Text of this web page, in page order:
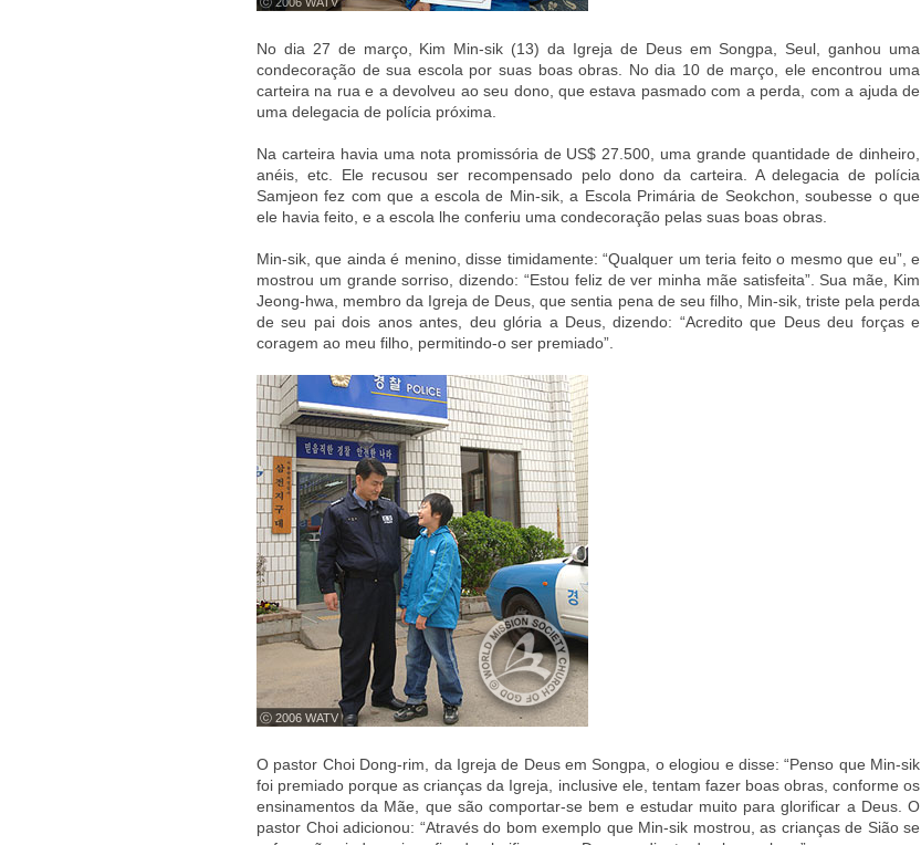
No dia 27 de março, Kim Min-sik (13) da Igreja de Deus em Songpa, Seul, ganhou uma
condecoração de sua escola por suas boas obras. No dia 10 de março, ele encontrou uma
carteira na rua e a devolveu ao seu dono, que estava pasmado com a perda, com a ajuda de
uma delegacia de polícia próxima.
Na carteira havia uma nota promissória de US$ 27.500, uma grande quantidade de dinheiro,
anéis, etc. Ele recusou ser recompensado pelo dono da carteira. A delegacia de polícia
Samjeon fez com que a escola de Min-sik, a Escola Primária de Seokchon, soubesse o que
ele havia feito, e a escola lhe conferiu uma condecoração pelas suas boas obras.
Min-sik, que ainda é menino, disse timidamente: “Qualquer um teria feito o mesmo que eu”, e
mostrou um grande sorriso, dizendo: “Estou feliz de ver minha mãe satisfeita”. Sua mãe, Kim
Jeong-hwa, membro da Igreja de Deus, que sentia pena de seu filho, Min-sik, triste pela perda
de seu pai dois anos antes, deu glória a Deus, dizendo: “Acredito que Deus deu forças e
coragem ao meu filho, permitindo-o ser premiado”.
ⓒ 2006 WATV
O pastor Choi Dong-rim, da Igreja de Deus em Songpa, o elogiou e disse: “Penso que Min-sik
foi premiado porque as crianças da Igreja, inclusive ele, tentam fazer boas obras, conforme os
ensinamentos da Mãe, que são comportar-se bem e estudar muito para glorificar a Deus. O
pastor Choi adicionou: “Através do bom exemplo que Min-sik mostrou, as crianças de Sião se